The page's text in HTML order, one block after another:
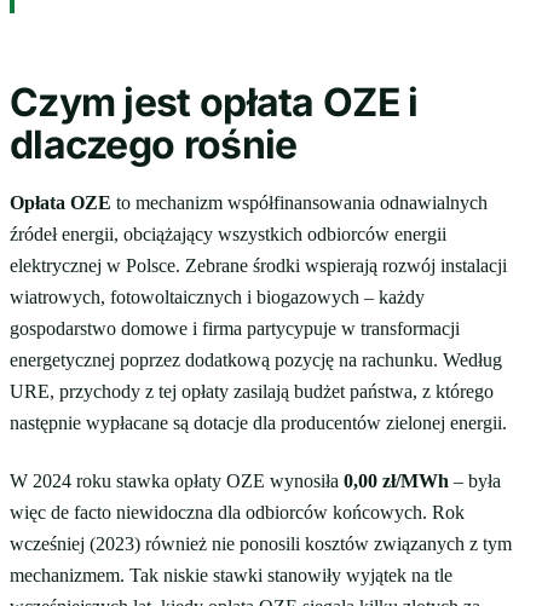
Czym jest opłata OZE i
dlaczego rośnie
Opłata OZE to mechanizm współfinansowania odnawialnych
źródeł energii, obciążający wszystkich odbiorców energii
elektrycznej w Polsce. Zebrane środki wspierają rozwój instalacji
wiatrowych, fotowoltaicznych i biogazowych – każdy
gospodarstwo domowe i firma partycypuje w transformacji
energetycznej poprzez dodatkową pozycję na rachunku. Według
URE, przychody z tej opłaty zasilają budżet państwa, z którego
następnie wypłacane są dotacje dla producentów zielonej energii.
W 2024 roku stawka opłaty OZE wynosiła 0,00 zł/MWh – była
więc de facto niewidoczna dla odbiorców końcowych. Rok
wcześniej (2023) również nie ponosili kosztów związanych z tym
mechanizmem. Tak niskie stawki stanowiły wyjątek na tle